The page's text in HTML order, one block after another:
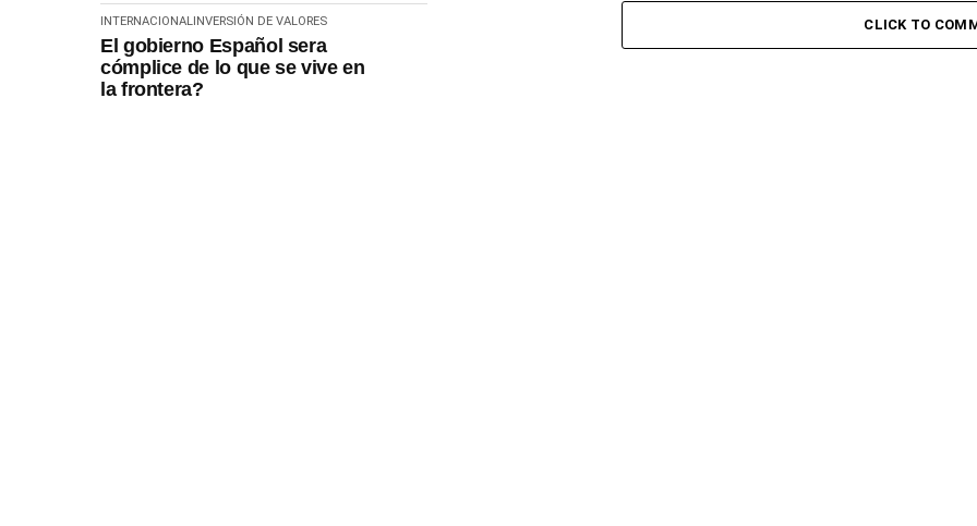
INTERNACIONALINVERSIÓN DE VALORES
El gobierno Español sera
cómplice de lo que se vive en
la frontera?
CLICK TO